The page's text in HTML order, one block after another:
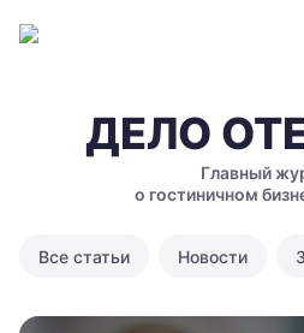
ДЕЛО
Главный
о гостиничном
Все статьи Новости